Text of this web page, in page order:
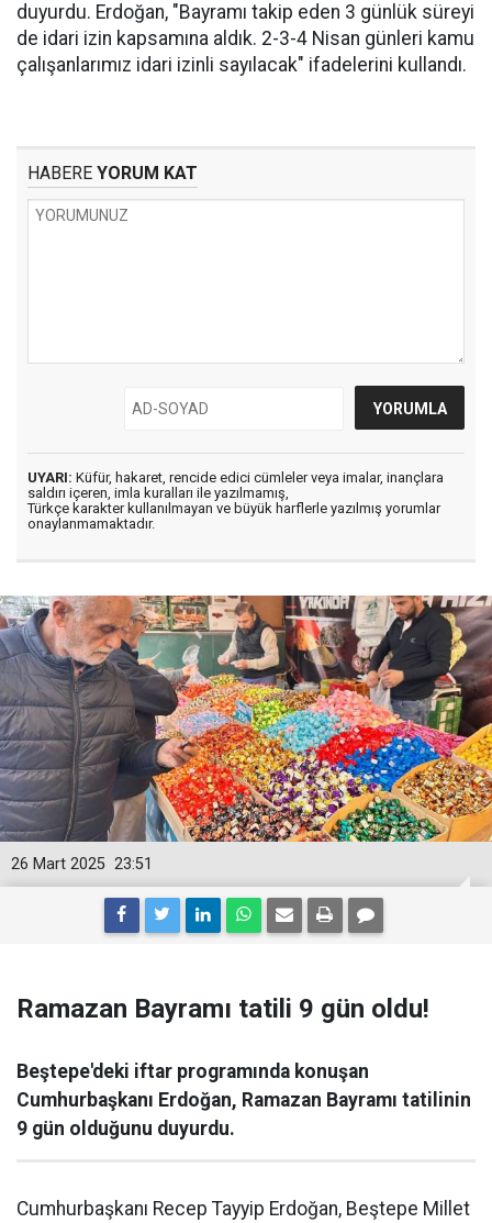
duyurdu. Erdoğan, "Bayramı takip eden 3 günlük süreyi
de idari izin kapsamına aldık. 2-3-4 Nisan günleri kamu
çalışanlarımız idari izinli sayılacak" ifadelerini kullandı.
HABERE YORUM KAT
UYARI: Küfür, hakaret, rencide edici cümleler veya imalar, inançlara
saldırı içeren, imla kuralları ile yazılmamış,
Türkçe karakter kullanılmayan ve büyük harflerle yazılmış yorumlar
onaylanmamaktadır.
23:51
26 Mart 2025
Ramazan Bayramı tatili 9 gün oldu!
Beştepe'deki iftar programında konuşan
Cumhurbaşkanı Erdoğan, Ramazan Bayramı tatilinin
9 gün olduğunu duyurdu.
Cumhurbaşkanı Recep Tayyip Erdoğan, Beştepe Millet